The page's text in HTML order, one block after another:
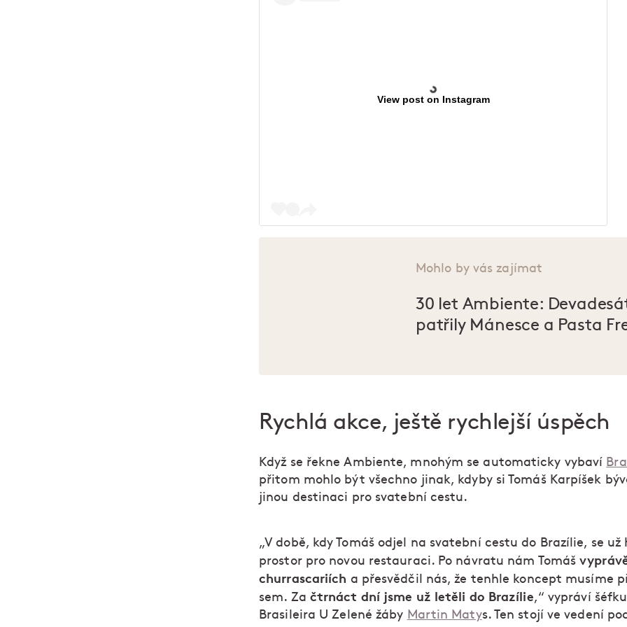
View post on Instagram
Mohlo by vás zajímat
30 let Ambiente:
patřily Mánesce a Pasta
Rychlá akce, ještě rychlejší úspěch
Když se řekne Ambiente, mnohým se automaticky vybaví
přitom mohlo být všechno jinak, kdyby si Tomáš Karpíšek
jinou destinaci pro svatební cestu.
„V době, kdy Tomáš odjel na svatební cestu do Brazílie, se už
prostor pro novou restauraci. Po návratu nám Tomáš
churrascariích a přesvědčil nás, že tenhle koncept musíme
sem. Za čtrnáct dní jsme už letěli do Brazílie,“ vypráví
Brasileira U Zelené žáby Martin Matys. Ten stojí ve vedení